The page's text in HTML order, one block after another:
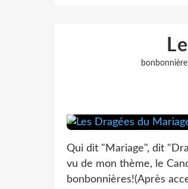
bonbonnière
Qui dit "Mariage", dit
vu de mon thème, le
bonbonnières!(Après